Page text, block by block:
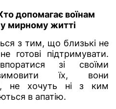
допомагає воїнам
мирному житті
з тим, що близькі не
готові підтримувати.
зі своїми
їх, вони
не хочуть ні з ким
в апатію.